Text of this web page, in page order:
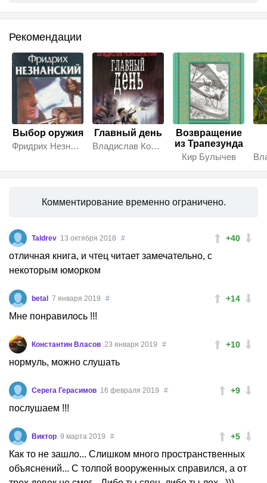
Рекомендации
Выбор оружия
Фридрих Незнанский
Главный день
Владислав Конюшевский
Возвращение
из Трапезунда
Кир Булычев
Комментирование временно ограничено.
+40
Taldrev 13 октября 2018 #
отличная книга, и чтец читает замечательно, с
некоторым юморком
+14
betal 7 января 2019 #
Мне понравилось !!!
+10
Константин Власов 23 января 2019 #
нормуль, можно слушать
+9
Серега Герасимов 16 февраля 2019 #
послушаем !!!
+5
Виктор 9 марта 2019 #
Как то не зашло... Слишком много пространственных
объяснений... С толпой вооруженных справился, а от